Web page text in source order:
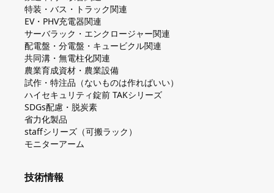
特装・バス・トラック関連
EV・PHV充電器関連
サーバラック・エンクロージャー関連
配電盤・分電盤・キュービクル関連
共同溝・無電柱化関連
農業育成資材・農業設備
試作・特注品（ないものは作ればいい）
ハイセキュリティ錠前 TAKシリーズ
SDGs配慮・脱炭素
省力化製品
staffシリーズ（可搬ラック）
モニターアーム
技術情報